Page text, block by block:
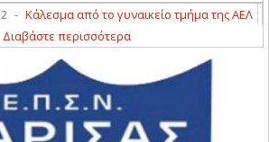
Κάλεσμα από το γυναικείο τμήμα της ΑΕΛ
13:38
Διαβάστε περισσότερα